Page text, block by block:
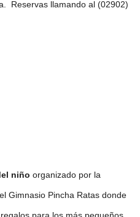
Reservas llamando al (02902)
niño organizado por la
Gimnasio Pincha Ratas donde